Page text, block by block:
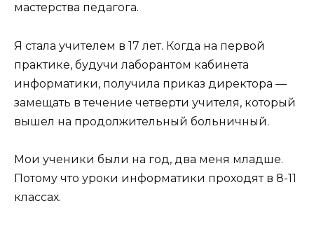
мастерства педагога.
Я стала учителем в 17 лет. Когда на первой
практике, будучи лаборантом кабинета
информатики, получила приказ директора —
замещать в течение четверти учителя, который
вышел на продолжительный больничный.
Мои ученики были на год, два меня младше.
Потому что уроки информатики проходят в 8-11
классах.